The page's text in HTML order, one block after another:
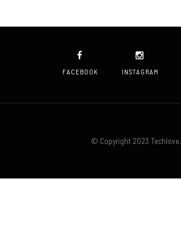
FACEBOOK INSTAGRAM
© Copyright 2023 Techlove.